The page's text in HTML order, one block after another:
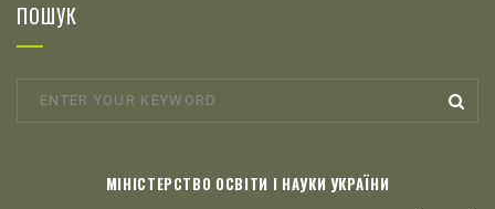
ПОШУК
МІНІСТЕРСТВО ОСВІТИ І НАУКИ УКРАЇНИ